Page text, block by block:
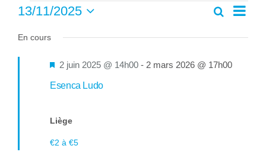
Évènements
for
13
novembre
de
Recherche
vues
Jour
13/11/2025
une
En cours
Esenca Ludo
Mis
2 juin 2025 @ 14h00 - 2 mars 2026 @ 17h00
Liège
€2 à €5